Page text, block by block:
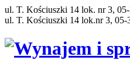
ul. T. Kościuszki 14 lok. nr 3,
ul. T. Kościuszki 14 lok.nr 3,